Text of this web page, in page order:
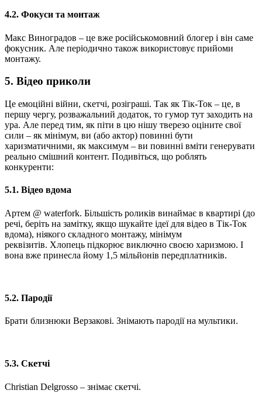
4.2. Фокуси та монтаж
Макс Виноградов – це вже російськомовний блогер і він саме
фокусник. Але періодично також використовує прийоми
монтажу.
5. Відео приколи
Це емоційні війни, скетчі, розіграші. Так як Тік-Ток – це, в
першу чергу, розважальний додаток, то гумор тут заходить на
ура. Але перед тим, як піти в цю нішу тверезо оціните свої
сили – як мінімум, ви (або актор) повинні бути
харизматичними, як максимум – ви повинні вміти генерувати
реально смішний контент. Подивіться, що роблять
конкуренти:
5.1. Відео вдома
Артем @ waterfork. Більшість роликів винаймає в квартирі (до
речі, беріть на замітку, якщо шукайте ідеї для відео в Тік-Ток
вдома), ніякого складного монтажу, мінімум
реквізитів. Хлопець підкорює виключно своєю харизмою. І
вона вже принесла йому 1,5 мільйонів передплатників.
5.2. Пародії
Брати близнюки Верзакові. Знімають пародії на мультики.
5.3. Скетчі
Christian Delgrosso – знімає скетчі.